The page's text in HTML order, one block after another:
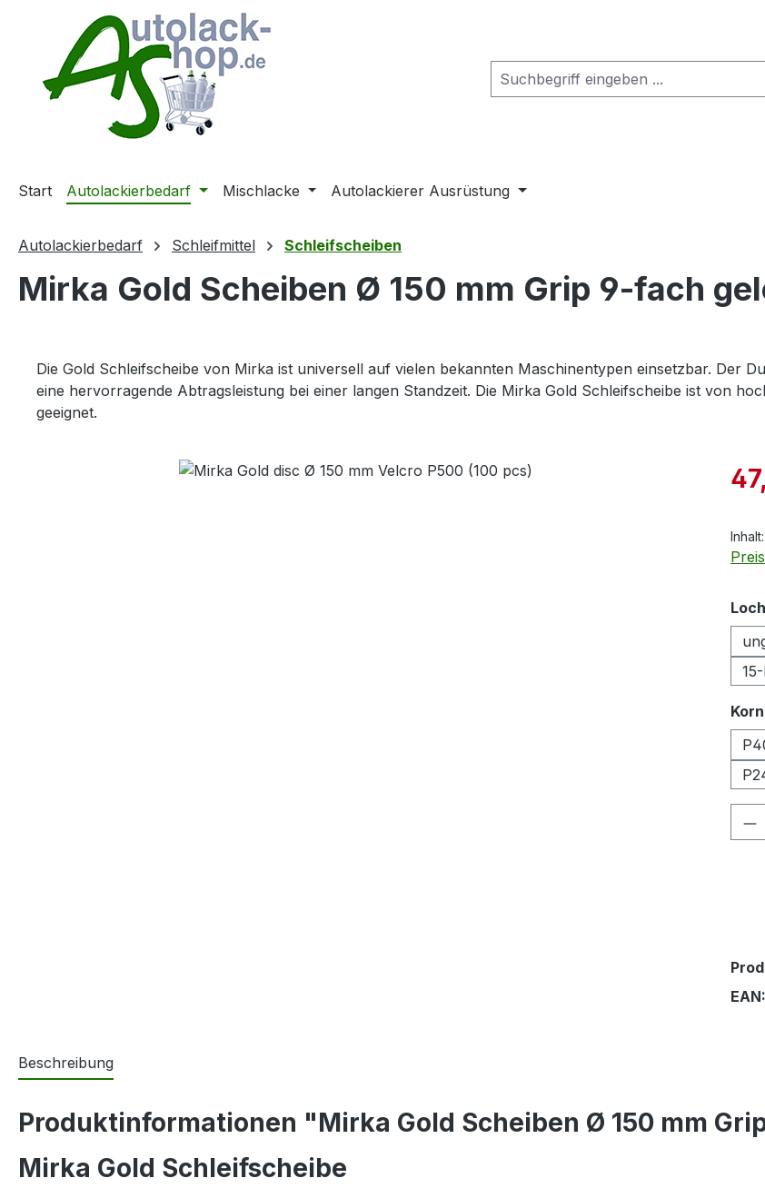
Hauptinhalt springen
Zur Suche springen
Zur Hauptnavigation springen
Start Autolackierbedarf Mischlacke Autolackierer Ausrüstung
Autolackierbedarf Schleifmittel Schleifscheiben
Mirka Gold Scheiben Ø 150 mm Grip 9-fach
Die Gold Schleifscheibe von Mirka ist universell auf vielen bekannten Maschinentypen einsetzbar. Der
eine hervorragende Abtragsleistung bei einer langen Standzeit. Die Mirka Gold Schleifscheibe ist von
geeignet.
Bildergalerie überspringen
Inhalt:
Korn
EAN:
Beschreibung
Produktinformationen "Mirka Gold Scheiben Ø 150 mm
Mirka Gold Schleifscheibe